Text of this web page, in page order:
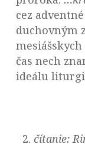
cez
duchovným
čas nech
ideálu
čítanie: